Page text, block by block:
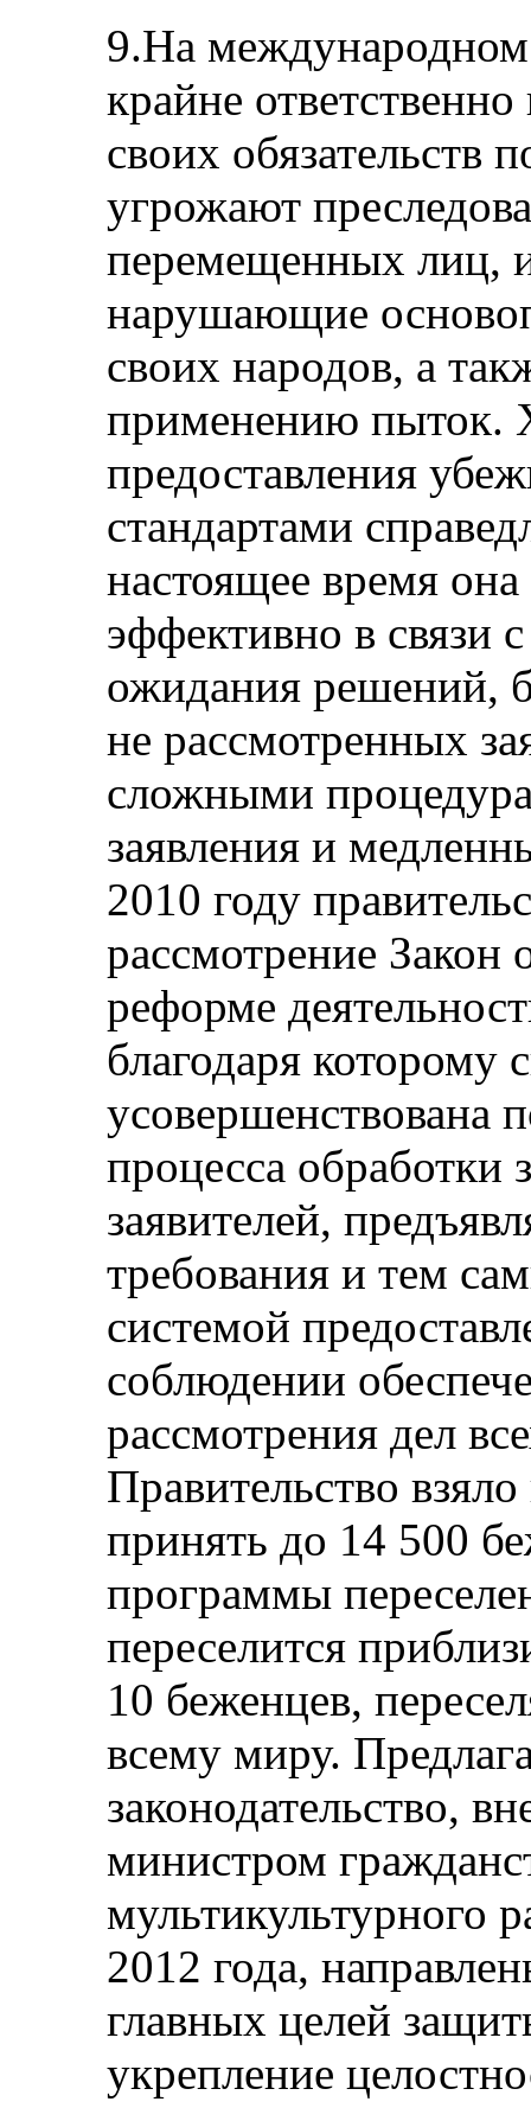
9.На международном
крайне
своих обязательств
угрожают
перемещенных лиц,
нарушающие
своих народов, а
применению пыток.
предоставления
стандартами
настоящее время
эффективно в связи
ожидания решений,
не рассмотренных
сложными
заявления и
2010 году
рассмотрение Закон
реформе
благодаря которому
усовершенствована
процесса обработки
заявителей,
требования и тем
системой
соблюдении
рассмотрения дел
Правительство взяло
принять до 14 500
программы
переселится
10 беженцев,
всему миру.
законодательство,
министром
мультикультурного
2012 года,
главных целей
укрепление